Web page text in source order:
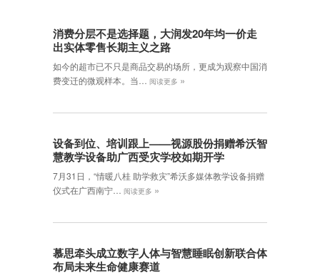
消费分层不是选择题，大润发20年均一价走
出实体零售长期主义之路
如今的超市已不只是商品交易的场所，更成为观察中国消
费变迁的微观样本。当…
阅读更多 »
设备到位、培训跟上——视源股份捐赠希沃智
慧教学设备助广西受灾学校如期开学
7月31日，“情暖八桂 助学救灾”希沃多媒体教学设备捐赠
仪式在广西南宁…
阅读更多 »
慕思牵头成立数字人体与智慧睡眠创新联合体
布局未来生命健康赛道